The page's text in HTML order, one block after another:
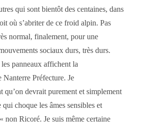
qui sont bientôt des centaines, dans
où s’abriter de ce froid alpin. Pas
normal, finalement, pour une
sociaux durs, très durs.
panneaux affichent la
Préfecture. Je
qu’on devrait purement et simplement
choque les âmes sensibles et
non Ricoré. Je suis même certaine